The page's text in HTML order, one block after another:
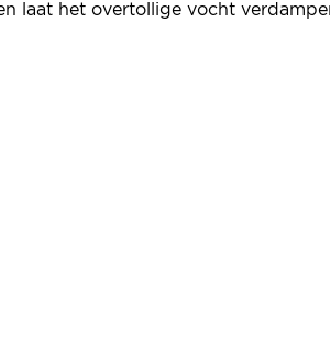
laat het overtollige vocht